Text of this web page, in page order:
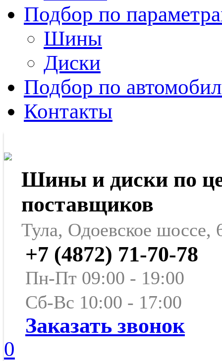
Подбор по
Шины
Диски
Подбор по
Контакты
Шины и диски по
поставщиков
Тула, Одоевское шоссе,
+7 (4872) 71-70-78
Пн-Пт 09:00 - 19:00
Сб-Вс 10:00 - 17:00
Заказать звонок
0